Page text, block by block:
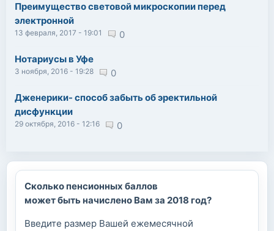
Преимущество световой микроскопии перед
электронной
13 февраля, 2017 - 19:01 0
Нотариусы в Уфе
3 ноября, 2016 - 19:28 0
Дженерики- способ забыть об эректильной
дисфункции
29 октября, 2016 - 12:16 0
Сколько пенсионных баллов
может быть начислено Вам за 2018 год?
Введите размер Вашей ежемесячной